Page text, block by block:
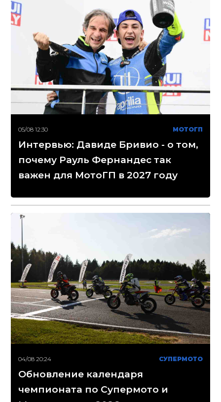
05/08 12:30 МОТОГП
Интервью: Давиде Бривио - о том,
почему Рауль Фернандес так
важен для МотоГП в 2027 году
04/08 20:24 СУПЕРМОТО
Обновление календаря
чемпионата по Супермото и